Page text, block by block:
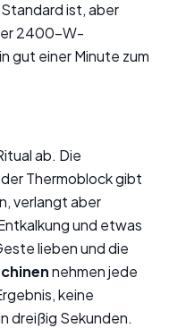
ist, aber
2400-W-
gut einer Minute zum
ab. Die
Thermoblock gibt
verlangt aber
und etwas
lieben und die
nehmen jede
keine
dreißig Sekunden.